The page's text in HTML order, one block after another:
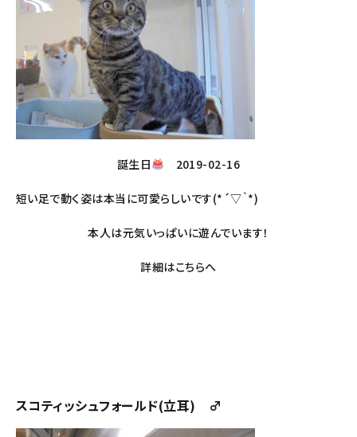
誕生日 2019-02-16
短い足で動く姿は本当に可愛らしいです(*´▽｀*)
本人は元気いっぱいに遊んでいます！
詳細はこちらへ
スコティッシュフォールド(立耳) ♂